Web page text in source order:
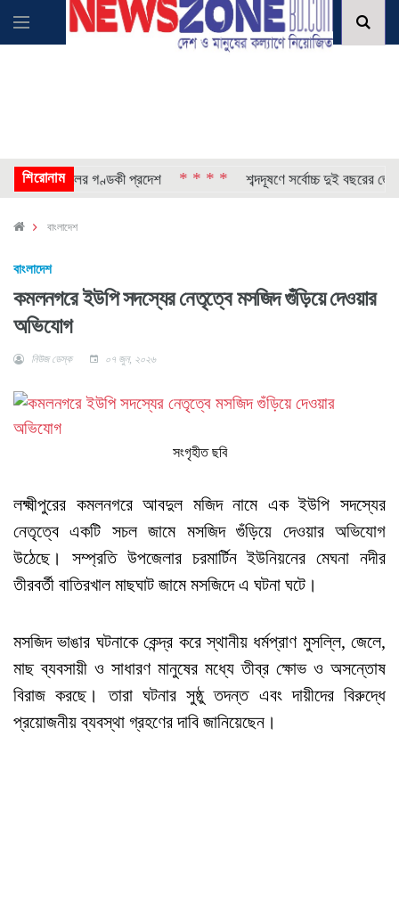
শিরোনাম
দিল নেপালের গণ্ডকী প্রদেশ * * * * শব্দদূষণে সর্বোচ্চ দুই বছরের জেল
বাংলাদেশ
বাংলাদেশ
কমলনগরে ইউপি সদস্যের নেতৃত্বে মসজিদ গুঁড়িয়ে দেওয়ার
অভিযোগ
নিউজ ডেস্ক ০৭ জুন, ২০২৬
সংগৃহীত ছবি
লক্ষ্মীপুরের কমলনগরে আবদুল মজিদ নামে এক ইউপি সদস্যের
নেতৃত্বে একটি সচল জামে মসজিদ গুঁড়িয়ে দেওয়ার অভিযোগ
উঠেছে। সম্প্রতি উপজেলার চরমার্টিন ইউনিয়নের মেঘনা নদীর
তীরবর্তী বাতিরখাল মাছঘাট জামে মসজিদে এ ঘটনা ঘটে।
মসজিদ ভাঙার ঘটনাকে কেন্দ্র করে স্থানীয় ধর্মপ্রাণ মুসল্লি, জেলে,
মাছ ব্যবসায়ী ও সাধারণ মানুষের মধ্যে তীব্র ক্ষোভ ও অসন্তোষ
বিরাজ করছে। তারা ঘটনার সুষ্ঠু তদন্ত এবং দায়ীদের বিরুদ্ধে
প্রয়োজনীয় ব্যবস্থা গ্রহণের দাবি জানিয়েছেন।